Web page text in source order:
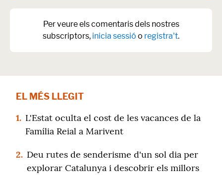
Per veure els comentaris dels nostres
subscriptors, inicia sessió o registra't.
EL MÉS LLEGIT
1. L'Estat oculta el cost de les vacances de la
Família Reial a Marivent
2. Deu rutes de senderisme d'un sol dia per
explorar Catalunya i descobrir els millors